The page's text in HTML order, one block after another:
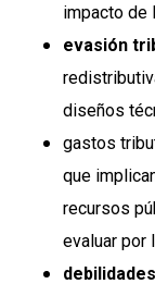
impacto de
evasión
diseños
gastos
que
recursos
evaluar por